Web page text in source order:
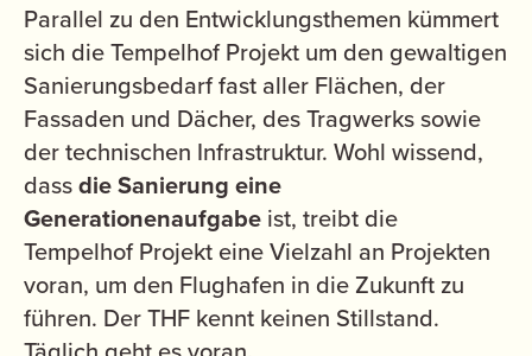
Parallel zu den Entwicklungsthemen kümmert
sich die Tempelhof Projekt um den gewaltigen
Sanierungsbedarf fast aller Flächen, der
Fassaden und Dächer, des Tragwerks sowie
der technischen Infrastruktur. Wohl wissend,
dassdie Sanierung eine
Generationenaufgabe ist, treibt die
Tempelhof Projekt eine Vielzahl an Projekten
voran, um den Flughafen in die Zukunft zu
führen. Der THF kennt keinen Stillstand.